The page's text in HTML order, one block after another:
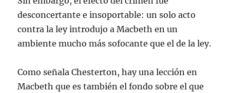
desconcertante e insoportable: un solo acto
contra la ley introdujo a Macbeth en un
ambiente mucho más sofocante que el de la ley.
Como señala Chesterton, hay una lección en
Macbeth que es también el fondo sobre el que